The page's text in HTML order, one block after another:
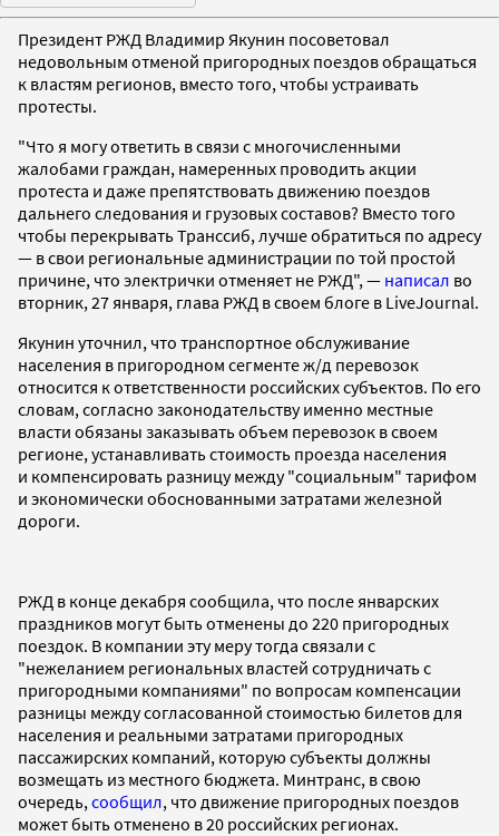
Президент РЖД Владимир Якунин посоветовал
недовольным отменой пригородных поездов обращаться
к властям регионов, вместо того, чтобы устраивать
протесты.
"Что я могу ответить в связи с многочисленными
жалобами граждан, намеренных проводить акции
протеста и даже препятствовать движению поездов
дальнего следования и грузовых составов? Вместо того
чтобы перекрывать Транссиб, лучше обратиться по адресу
— в свои региональные администрации по той простой
причине, что электрички отменяет не РЖД", — написал во
вторник, 27 января, глава РЖД в своем блоге в LiveJournal.
Якунин уточнил, что транспортное обслуживание
населения в пригородном сегменте ж/д перевозок
относится к ответственности российских субъектов. По его
словам, согласно законодательству именно местные
власти обязаны заказывать объем перевозок в своем
регионе, устанавливать стоимость проезда населения
и компенсировать разницу между "социальным" тарифом
и экономически обоснованными затратами железной
дороги.
РЖД в конце декабря сообщила, что после январских
праздников могут быть отменены до 220 пригородных
поездок. В компании эту меру тогда связали с
"нежеланием региональных властей сотрудничать с
пригородными компаниями" по вопросам компенсации
разницы между согласованной стоимостью билетов для
населения и реальными затратами пригородных
пассажирских компаний, которую субъекты должны
возмещать из местного бюджета. Минтранс, в свою
очередь, сообщил, что движение пригородных поездов
может быть отменено в 20 российских регионах.